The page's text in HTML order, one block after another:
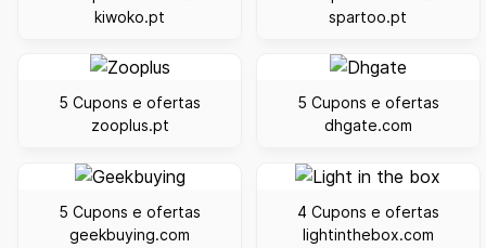
kiwoko.pt
spartoo.pt
5 Cupons e ofertas
zooplus.pt
5 Cupons e ofertas
dhgate.com
5 Cupons e ofertas
geekbuying.com
4 Cupons e ofertas
lightinthebox.com